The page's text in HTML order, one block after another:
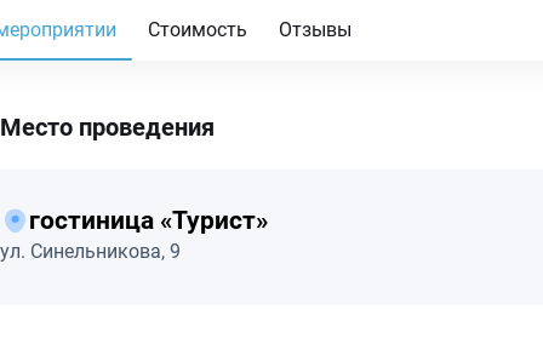
Стоимость Отзывы
Место проведения
гостиница «Турист»
ул. Синельникова, 9